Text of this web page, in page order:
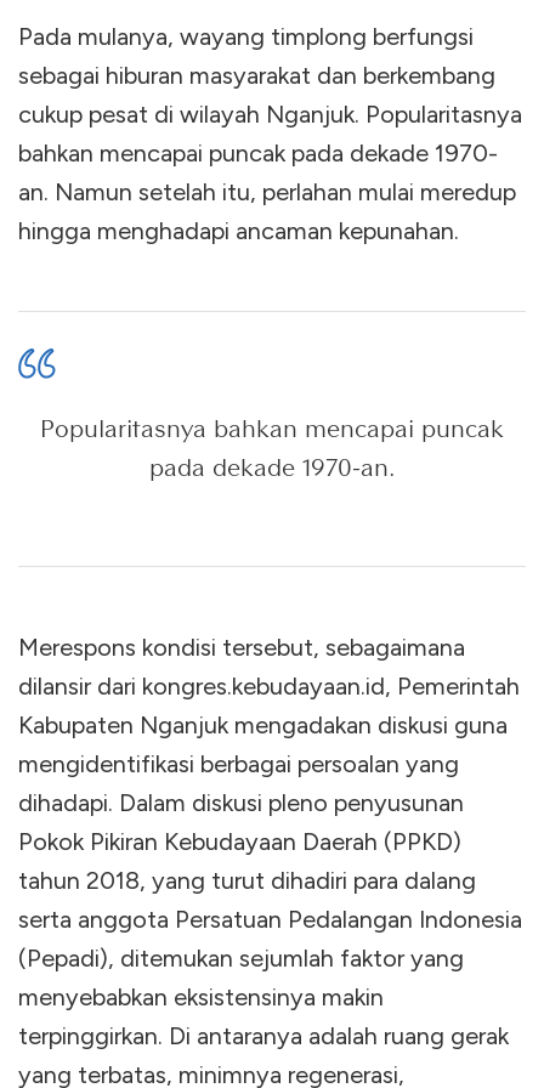
Pada mulanya, wayang timplong berfungsi
sebagai hiburan masyarakat dan berkembang
cukup pesat di wilayah Nganjuk. Popularitasnya
bahkan mencapai puncak pada dekade 1970-
an. Namun setelah itu, perlahan mulai meredup
hingga menghadapi ancaman kepunahan.
Popularitasnya bahkan mencapai puncak
pada dekade 1970-an.
Merespons kondisi tersebut, sebagaimana
dilansir dari kongres.kebudayaan.id, Pemerintah
Kabupaten Nganjuk mengadakan diskusi guna
mengidentifikasi berbagai persoalan yang
dihadapi. Dalam diskusi pleno penyusunan
Pokok Pikiran Kebudayaan Daerah (PPKD)
tahun 2018, yang turut dihadiri para dalang
serta anggota Persatuan Pedalangan Indonesia
(Pepadi), ditemukan sejumlah faktor yang
menyebabkan eksistensinya makin
terpinggirkan. Di antaranya adalah ruang gerak
yang terbatas, minimnya regenerasi,